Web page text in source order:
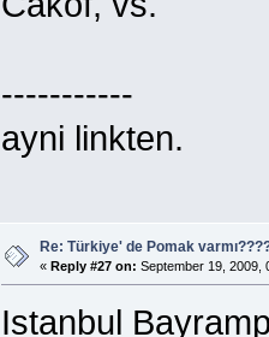
-----------
ayni linkten.
Re: Türkiye' de Pomak
« Reply #27 on: September 19, 2009,
Istanbul